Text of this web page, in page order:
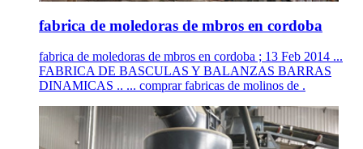
fabrica de moledoras de mbros en cordoba
fabrica de moledoras de mbros en cordoba ; 13 Feb 2014 ...
FABRICA DE BASCULAS Y BALANZAS BARRAS
DINAMICAS .. ... comprar fabricas de molinos de .